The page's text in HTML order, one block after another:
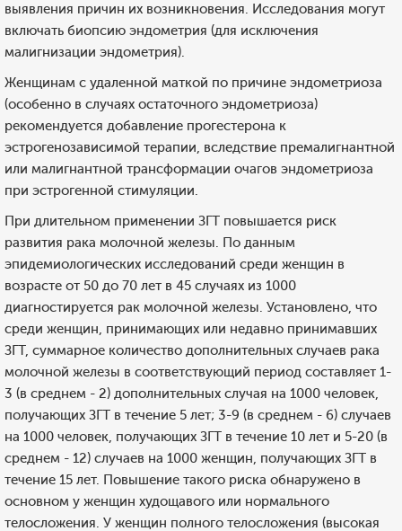
выявления причин их возникновения. Исследования могут
включать биопсию эндометрия (для исключения
малигнизации эндометрия).
Женщинам с удаленной маткой по причине эндометриоза
(особенно в случаях остаточного эндометриоза)
рекомендуется добавление прогестерона к
эстрогенозависимой терапии, вследствие премалигнантной
или малигнантной трансформации очагов эндометриоза
при эстрогенной стимуляции.
При длительном применении ЗГТ повышается риск
развития рака молочной железы. По данным
эпидемиологических исследований среди женщин в
возрасте от 50 до 70 лет в 45 случаях из 1000
диагностируется рак молочной железы. Установлено, что
среди женщин, принимающих или недавно принимавших
ЗГТ, суммарное количество дополнительных случаев рака
молочной железы в соответствующий период составляет 1-
3 (в среднем - 2) дополнительных случая на 1000 человек,
получающих ЗГТ в течение 5 лет; 3-9 (в среднем - 6) случаев
на 1000 человек, получающих ЗГТ в течение 10 лет и 5-20 (в
среднем - 12) случаев на 1000 женщин, получающих ЗГТ в
течение 15 лет. Повышение такого риска обнаружено в
основном у женщин худощавого или нормального
телосложения. У женщин полного телосложения (высокая